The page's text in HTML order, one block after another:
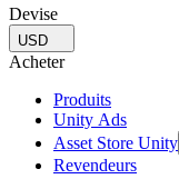
Devise
USD
Acheter
Produits
Unity Ads
Asset Store Unity
Revendeurs